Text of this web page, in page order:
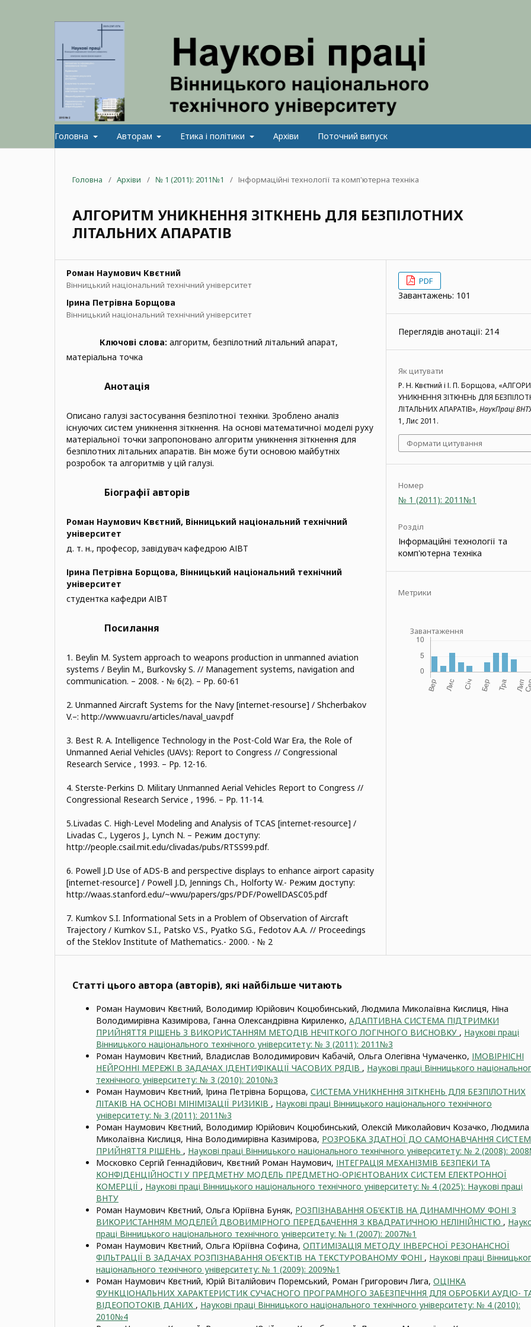
Головна Авторам Етика і політики Архіви Поточний випуск
Головна / Архіви / № 1 (2011): 2011№1 / Інформаційні технології та комп'ютерна техніка
АЛГОРИТМ УНИКНЕННЯ ЗІТКНЕНЬ ДЛЯ БЕЗПІЛОТНИХ
ЛІТАЛЬНИХ АПАРАТІВ
Роман Наумович Квєтний
Вінницький національний технічний університет
Ірина Петрівна Борщова
Вінницький національний технічний університет
Ключові слова: алгоритм, безпілотний літальний апарат,
матеріальна точка
Анотація
Описано галузі застосування безпілотної техніки. Зроблено аналіз
існуючих систем уникнення зіткнення. На основі математичної моделі руху
матеріальної точки запропоновано алгоритм уникнення зіткнення для
безпілотних літальних апаратів. Він може бути основою майбутніх
розробок та алгоритмів у цій галузі.
Біографії авторів
Роман Наумович Квєтний, Вінницький національний технічний
університет
д. т. н., професор, завідувач кафедрою АІВТ
Ірина Петрівна Борщова, Вінницький національний технічний
університет
студентка кафедри АІВТ
Посилання
1. Beylin M. System approach to weapons production in unmanned aviation
systems / Beylin M., Burkovsky S. // Management systems, navigation and
communication. – 2008. - № 6(2). – Pp. 60-61
2. Unmanned Aircraft Systems for the Navy [internet-resourse] / Shcherbakov
V.–: http://www.uav.ru/articles/naval_uav.pdf
3. Best R. A. Intelligence Technology in the Post-Cold War Era, the Role of
Unmanned Aerial Vehicles (UAVs): Report to Congress // Congressional
Research Service , 1993. – Рр. 12-16.
4. Sterste-Perkins D. Military Unmanned Aerial Vehicles Report to Congress //
Congressional Research Service , 1996. – Рр. 11-14.
5.Livadas C. High-Level Modeling and Analysis of TCAS [internet-resource] /
Livadas C., Lygeros J., Lynch N. – Режим доступу:
http://people.csail.mit.edu/clivadas/pubs/RTSS99.pdf.
6. Powell J.D Use of ADS-B and perspective displays to enhance airport capasity
[internet-resource] / Powell J.D, Jennings Ch., Holforty W.- Режим доступу:
http://waas.stanford.edu/~wwu/papers/gps/PDF/PowellDASC05.pdf
7. Kumkov S.I. Informational Sets in a Problem of Observation of Aircraft
Trajectory / Kumkov S.I., Patsko V.S., Pyatko S.G., Fedotov A.A. // Proceedings
of the Steklov Institute of Mathematics.- 2000. - № 2
PDF
Завантажень: 101
Переглядів анотації: 214
Як цитувати
Р. Н. Квєтний і І. П. Борщова,
УНИКНЕННЯ ЗІТКНЕНЬ ДЛЯ
ЛІТАЛЬНИХ АПАРАТІВ»,НаукПраці
1, Лис 2011.
Формати цитування
Номер
№ 1 (2011): 2011№1
Розділ
Інформаційні технології та
комп'ютерна техніка
Метрики
Завантаження
Статті цього автора (авторів), які найбільше читають
Роман Наумович Квєтний, Володимир Юрійович Коцюбинський, Людмила Миколаївна Кислиця, Ніна
Володимирівна Казимірова, Ганна Олександрівна Кириленко, АДАПТИВНА СИСТЕМА ПІДТРИМКИ
ПРИЙНЯТТЯ РІШЕНЬ З ВИКОРИСТАННЯМ МЕТОДІВ НЕЧІТКОГО ЛОГІЧНОГО ВИСНОВКУ , Наукові праці
Вінницького національного технічного університету: № 3 (2011): 2011№3
Роман Наумович Квєтний, Владислав Володимирович Кабачій, Ольга Олегівна Чумаченко, ІМОВІРНІСНІ
НЕЙРОННІ МЕРЕЖІ В ЗАДАЧАХ ІДЕНТИФІКАЦІЇ ЧАСОВИХ РЯДІВ , Наукові праці Вінницького
технічного університету: № 3 (2010): 2010№3
Роман Наумович Квєтний, Ірина Петрівна Борщова, СИСТЕМА УНИКНЕННЯ ЗІТКНЕНЬ ДЛЯ БЕЗПІЛОТНИХ
ЛІТАКІВ НА ОСНОВІ МІНІМІЗАЦІЇ РИЗИКІВ , Наукові праці Вінницького національного технічного
університету: № 3 (2011): 2011№3
Роман Наумович Квєтний, Володимир Юрійович Коцюбинський, Олексій Миколайович Козачко, Людмила
Миколаївна Кислиця, Ніна Володимирівна Казимірова, РОЗРОБКА ЗДАТНОЇ ДО САМОНАВЧАННЯ
ПРИЙНЯТТЯ РІШЕНЬ , Наукові праці Вінницького національного технічного університету: № 2 (2008):
Московко Сергій Геннадійович, Квєтний Роман Наумович, ІНТЕГРАЦІЯ МЕХАНІЗМІВ БЕЗПЕКИ ТА
КОНФІДЕНЦІЙНОСТІ У ПРЕДМЕТНУ МОДЕЛЬ ПРЕДМЕТНО-ОРІЄНТОВАНИХ СИСТЕМ ЕЛЕКТРОННОЇ
КОМЕРЦІЇ , Наукові праці Вінницького національного технічного університету: № 4 (2025): Наукові праці
ВНТУ
Роман Наумович Квєтний, Ольга Юріївна Буняк, РОЗПІЗНАВАННЯ ОБ’ЄКТІВ НА ДИНАМІЧНОМУ ФОНІ З
ВИКОРИСТАННЯМ МОДЕЛЕЙ ДВОВИМІРНОГО ПЕРЕДБАЧЕННЯ З КВАДРАТИЧНОЮ НЕЛІНІЙНІСТЮ ,
праці Вінницького національного технічного університету: № 1 (2007): 2007№1
Роман Наумович Квєтний, Ольга Юріївна Софина, ОПТИМІЗАЦІЯ МЕТОДУ ІНВЕРСНОЇ РЕЗОНАНСНОЇ
ФІЛЬТРАЦІЇ В ЗАДАЧАХ РОЗПІЗНАВАННЯ ОБ’ЄКТІВ НА ТЕКСТУРОВАНОМУ ФОНІ , Наукові праці
національного технічного університету: № 1 (2009): 2009№1
Роман Наумович Квєтний, Юрій Віталійович Поремський, Роман Григорович Лига, ОЦІНКА
ФУНКЦІОНАЛЬНИХ ХАРАКТЕРИСТИК СУЧАСНОГО ПРОГРАМНОГО ЗАБЕЗПЕЧННЯ ДЛЯ ОБРОБКИ АУДІО-
ВІДЕОПОТОКІВ ДАНИХ , Наукові праці Вінницького національного технічного університету: № 4 (2010):
2010№4